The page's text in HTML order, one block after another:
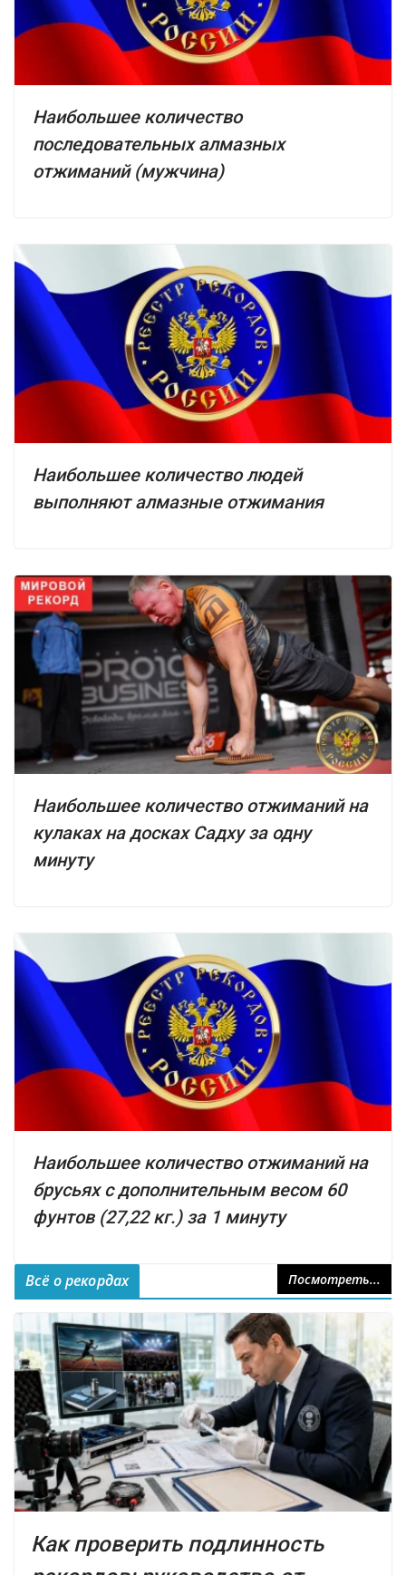
Наибольшее количество
последовательных алмазных
отжиманий (мужчина)
Наибольшее количество людей
выполняют алмазные отжимания
Наибольшее количество отжиманий на
кулаках на досках Садху за одну
минуту
Наибольшее количество отжиманий на
брусьях с дополнительным весом 60
фунтов (27,22 кг.) за 1 минуту
Всё о рекордах Посмотреть...
Как проверить подлинность